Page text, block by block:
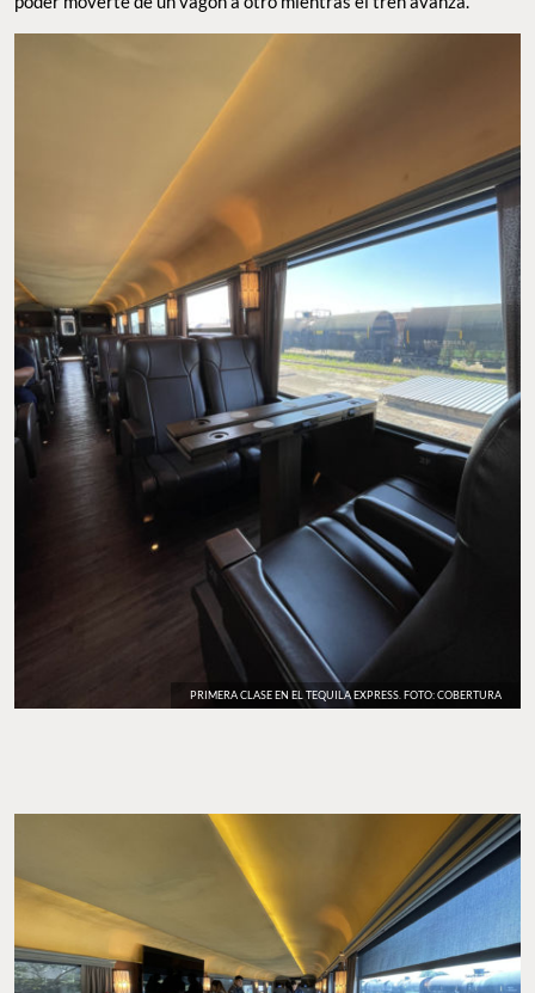
PRIMERA CLASE EN EL TEQUILA EXPRESS. FOTO: COBERTURA